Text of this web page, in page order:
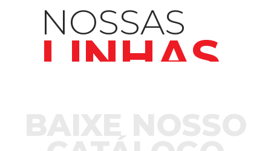
NOSSAS
LINHAS